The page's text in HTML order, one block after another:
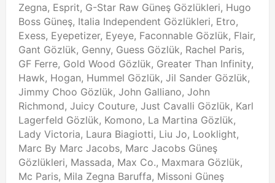
Zegna, Esprit, G-Star Raw Güneş Gözlükleri, Hugo
Boss Güneş, Italia Independent Gözlükleri, Etro,
Exess, Eyepetizer, Eyeye, Faconnable Gözlük, Flair,
Gant Gözlük, Genny, Guess Gözlük, Rachel Paris,
GF Ferre, Gold Wood Gözlük, Greater Than Infinity,
Hawk, Hogan, Hummel Gözlük, Jil Sander Gözlük,
Jimmy Choo Gözlük, John Galliano, John
Richmond, Juicy Couture, Just Cavalli Gözlük, Karl
Lagerfeld Gözlük, Komono, La Martina Gözlük,
Lady Victoria, Laura Biagiotti, Liu Jo, Looklight,
Marc By Marc Jacobs, Marc Jacobs Güneş
Gözlükleri, Massada, Max Co., Maxmara Gözlük,
Mc Paris, Mila Zegna Baruffa, Missoni Güneş